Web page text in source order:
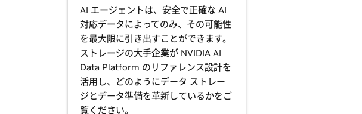
AI エージェントは、安全で正確な AI
対応データによってのみ、その可能性
を最大限に引き出すことができます。
ストレージの大手企業が NVIDIA AI
Data Platform のリファレンス設計を
活用し、どのようにデータ ストレー
ジとデータ準備を革新しているかをご
覧ください。